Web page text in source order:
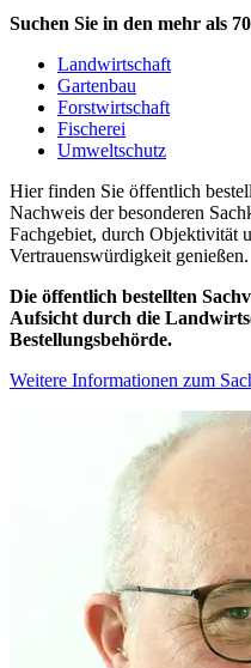
Suchen Sie in den mehr als
Landwirtschaft
Gartenbau
Forstwirtschaft
Fischerei
Umweltschutz
Hier finden Sie öffentlich
Nachweis der besonderen
Fachgebiet, durch Objektivität
Vertrauenswürdigkeit genießen.
Die öffentlich bestellten
Aufsicht durch die
Bestellungsbehörde.
Weitere Informationen zum